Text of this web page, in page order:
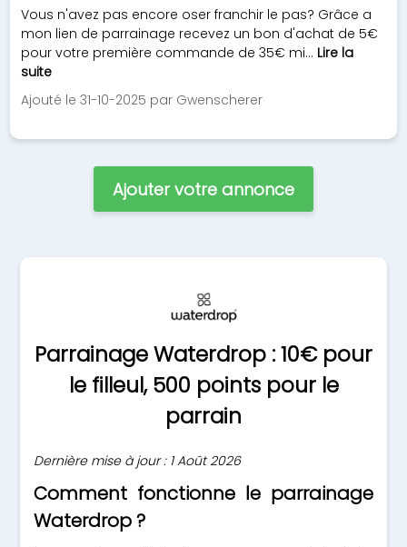
Vous n'avez pas encore oser franchir le pas? Grâce a
mon lien de parrainage recevez un bon d'achat de 5€
pour votre première commande de 35€ mi... Lire la
suite
Ajouté le 31-10-2025 par Gwenscherer
Ajouter votre annonce
Parrainage Waterdrop : 10€ pour
le filleul, 500 points pour le
parrain
Dernière mise à jour : 1 Août 2026
Comment fonctionne le parrainage
Waterdrop ?